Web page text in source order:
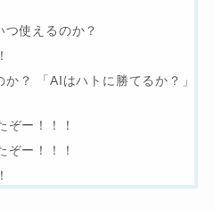
使えるのか？
？ 「AIはハトに勝てるか？」
ー！！！
ー！！！